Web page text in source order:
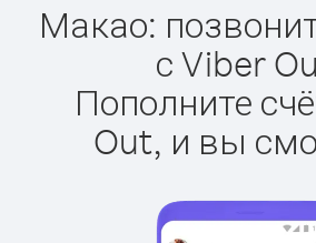
Макао:
с Viber
Пополните
Out, и вы